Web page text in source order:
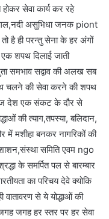
सेवा कार्य कर रहे
असुभिधा जनक piont
है ही परन्तु सेना के हर अंगों
शपथ दिलाई जाती
समभाव सद्वाव की अलख सब
चलने की सेवा करने की शपथ
देश एक संकट के दौर से
की त्याग,तपस्या, बलिदान,
मशीहा बनकर नागरिकों की
समिति एवम ngo
के समर्पित पल से बारम्बार
का परिचय देवे क्योकि
से ये योद्धाओं की
जगह हर स्तर पर हर सेवा